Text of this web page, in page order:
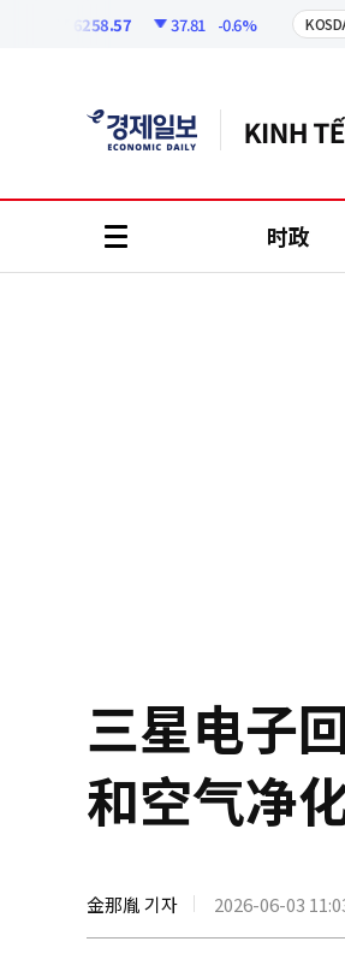
6258.57 37.81 -0.6% KOSDAQ
时政
三星电子
和空气净
金那胤 기자 2026-06-03